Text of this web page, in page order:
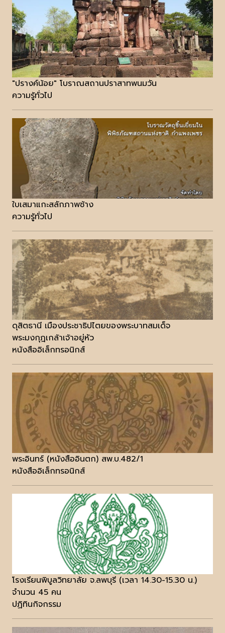
"ปรางค์น้อย" โบราณสถานปราสาทพนมวัน
ความรู้ทั่วไป
ใบเสมาแกะสลักภาพช้าง
ความรู้ทั่วไป
ดุสิตธานี เมืองประชาธิปไตยของพระบาทสมเด็จ
พระมงกุฎเกล้าเจ้าอยู่หัว
หนังสืออิเล็กทรอนิกส์
พระอินทร์ (หนังสืออินตก) สพ.บ.482/1
หนังสืออิเล็กทรอนิกส์
โรงเรียนพิบูลวิทยาลัย จ.ลพบุรี (เวลา 14.30-15.30 น.)
จำนวน 45 คน
ปฏิทินกิจกรรม